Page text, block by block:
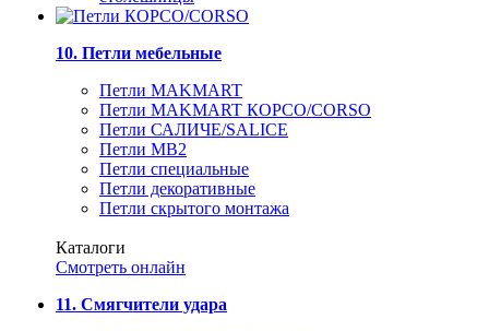
10. Петли мебельные
Петли MAKMART
Петли MAKMART КОРСО/CORSO
Петли САЛИЧЕ/SALICE
Петли MB2
Петли специальные
Петли декоративные
Петли скрытого монтажа
Каталоги
Смотреть онлайн
11. Смягчители удара